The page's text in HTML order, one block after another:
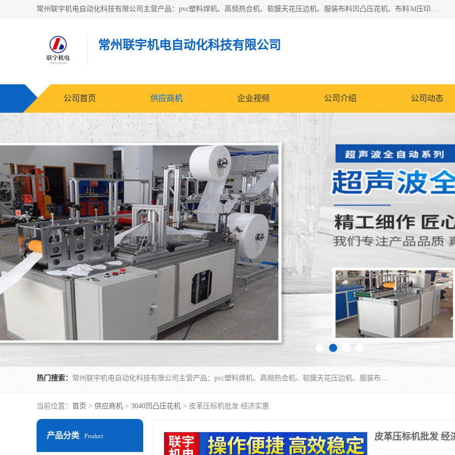
常州联宇机电自动化科技有限公司主营产品：pvc塑料焊机、高频热合机、软膜天花压边机、服装布料凹凸压花机、布料3d压印设备、服装植胶设备、超声波布料花边机、无纺布热合机、全自动压花机。
常州联宇机电自动化科技有限公司
公司首页 供应商机 企业视频 公司介绍 公司动态
热门搜索： 常州联宇机电自动化科技有限公司主营产品：pvc塑料焊机、高频热合机、软膜天花压边机、服装布料凹凸压花机、布料3d压印设备、服装植胶设备、超声波布料花边机、无纺布热合机、全自动压花机。
当前位置： 首页 > 供应商机 > 3040凹凸压花机 > 皮革压标机批发 经济实惠
产品分类 Product 皮革压标机批发 经